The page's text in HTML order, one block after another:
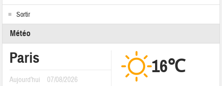
Sortir
Météo
Paris
Aujourd'hui 07/08/2026
16℃